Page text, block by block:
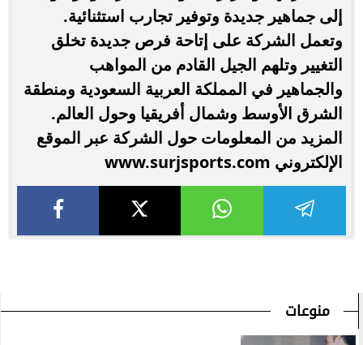
إلى جماهير جديدة وتوفير تجارب استثنائية.
وتعمل الشركة على إتاحة فرص جديدة تخلق
التغيير وتلهم الجيل القادم من المواهب
والجماهير في المملكة العربية السعودية ومنطقة
الشرق الأوسط وشمال أفريقيا وحول العالم.
المزيد من المعلومات حول الشركة عبر الموقع
الإلكتروني www.surjsports.com
منوعات